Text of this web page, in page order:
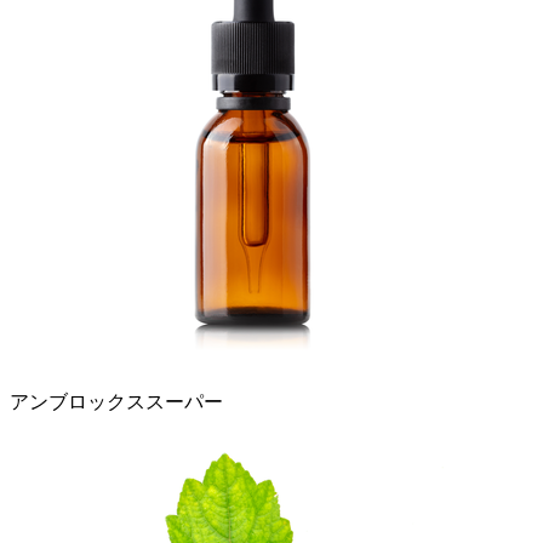
アンブロックススーパー